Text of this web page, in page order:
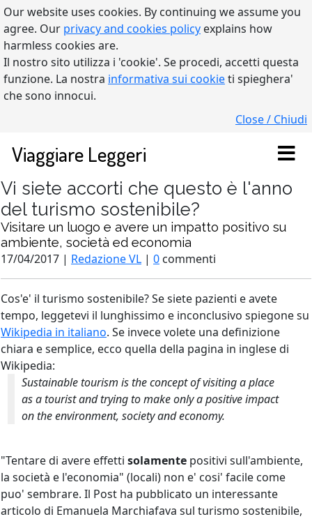
Our website uses cookies. By continuing we assume you
agree. Our privacy and cookies policy explains how
harmless cookies are.
Il nostro sito utilizza i 'cookie'. Se procedi, accetti questa
funzione. La nostra informativa sui cookieti spieghera'
che sono innocui.
Close / Chiudi
Viaggiare Leggeri
Vi siete accorti che questo è l'anno
del turismo sostenibile?
Visitare un luogo e avere un impatto positivo su
ambiente, società ed economia
17/04/2017 | Redazione VL | 0 commenti
Cos'e' il turismo sostenibile? Se siete pazienti e avete
tempo, leggetevi il lunghissimo e inconclusivo spiegone su
Wikipedia in italiano. Se invece volete una definizione
chiara e semplice, ecco quella della pagina in inglese di
Wikipedia:
Sustainable tourism is the concept of visiting a place
as a tourist and trying to make only a positive impact
on the environment, society and economy.
"Tentare di avere effetti solamente positivi sull'ambiente,
la società e l'economia" (locali) non e' cosi' facile come
puo' sembrare. Il Post ha pubblicato un interessante
articolo di Emanuela Marchiafava sul turismo sostenibile,